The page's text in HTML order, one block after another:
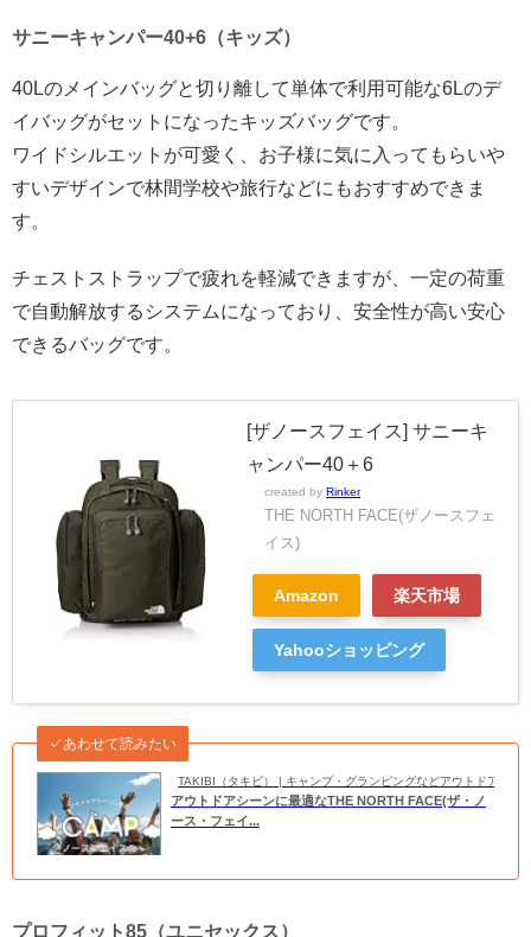
サニーキャンパー40+6（キッズ）
40Lのメインバッグと切り離して単体で利用可能な6Lのデ
イバッグがセットになったキッズバッグです。
ワイドシルエットが可愛く、お子様に気に入ってもらいや
すいデザインで林間学校や旅行などにもおすすめできま
す。
チェストストラップで疲れを軽減できますが、一定の荷重
で自動解放するシステムになっており、安全性が高い安心
できるバッグです。
[ザノースフェイス] サニーキ
ャンパー40＋6
created by Rinker
THE NORTH FACE(ザノースフェ
イス)
Amazon 楽天市場
Yahooショッピング
TAKIBI（タキビ） | キャンプ・グランピングなどアウトドアの総
✓あわせて読みたい
アウトドアシーンに最適なTHE NORTH FACE(ザ・ノ
ース・フェイ...
プロフィット85（ユニセックス）